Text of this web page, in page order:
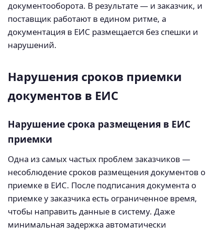
документооборота. В результате — и заказчик, и
поставщик работают в едином ритме, а
документация в ЕИС размещается без спешки и
нарушений.
Нарушения сроков приемки
документов в ЕИС
Нарушение срока размещения в ЕИС
приемки
Одна из самых частых проблем заказчиков —
несоблюдение сроков размещения документов о
приемке в ЕИС. После подписания документа о
приемке у заказчика есть ограниченное время,
чтобы направить данные в систему. Даже
минимальная задержка автоматически